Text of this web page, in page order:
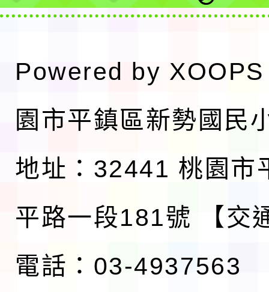
Powered by XOOPS
園市平鎮區新勢國民
地址：32441 桃園市
平路一段181號
【交
電話：03-4937563